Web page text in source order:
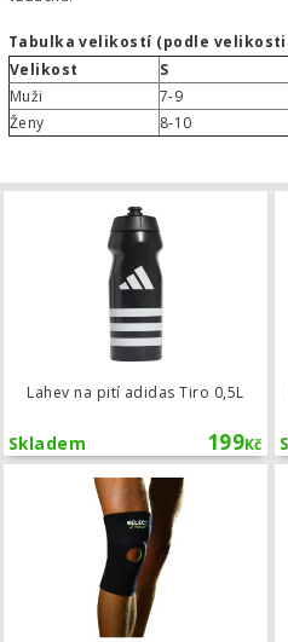
Tabulka velikostí (podle
Velikost
S
Muži
7-9
Ženy
8-10
Lahev na pití adidas Tiro 0,5L
199Kč
Skladem